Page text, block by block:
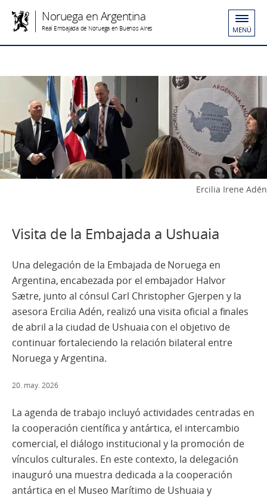
Noruega en Argentina
Real Embajada de Noruega en Buenos Aires MENÚ
Ercilia Irene Adén
Visita de la Embajada a Ushuaia
Una delegación de la Embajada de Noruega en
Argentina, encabezada por el embajador Halvor
Sætre, junto al cónsul Carl Christopher Gjerpen y la
asesora Ercilia Adén, realizó una visita oficial a finales
de abril a la ciudad de Ushuaia con el objetivo de
continuar fortaleciendo la relación bilateral entre
Noruega y Argentina.
20. may. 2026
La agenda de trabajo incluyó actividades centradas en
la cooperación científica y antártica, el intercambio
comercial, el diálogo institucional y la promoción de
vínculos culturales. En este contexto, la delegación
inauguró una muestra dedicada a la cooperación
antártica en el Museo Marítimo de Ushuaia y